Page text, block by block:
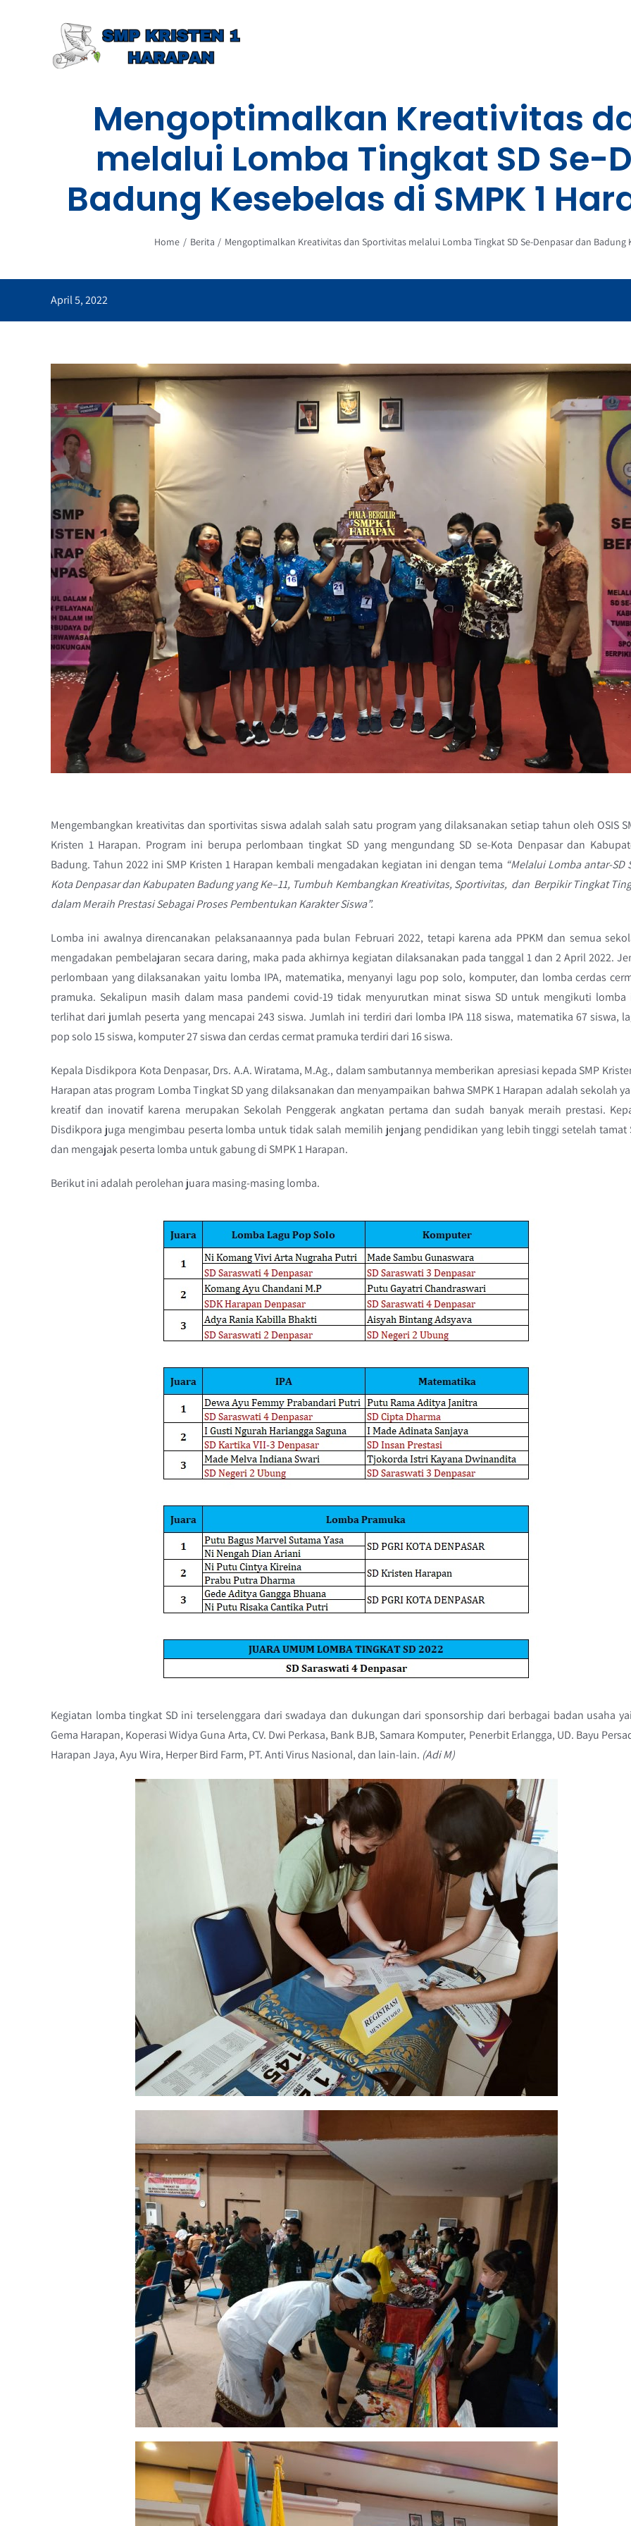
Mengoptimalkan Kreativitas
melalui Lomba Tingkat SD Se-
Badung Kesebelas di SMPK 1
Home Berita Mengoptimalkan Kreativitas dan Sportivitas melalui Lomba Tingkat SD Se-Denpasar dan Badung
April 5, 2022
Mengembangkan kreativitas dan sportivitas siswa adalah salah satu program yang dilaksanakan setiap tahun oleh OSIS
Kristen 1 Harapan. Program ini berupa perlombaan tingkat SD yang mengundang SD se-Kota Denpasar dan
Badung. Tahun 2022 ini SMP Kristen 1 Harapan kembali mengadakan kegiatan ini dengan tema “Melalui Lomba antar-SD
Kota Denpasar dan Kabupaten Badung yang Ke–11, Tumbuh Kembangkan Kreativitas, Sportivitas, dan Berpikir Tingkat
dalam Meraih Prestasi Sebagai Proses Pembentukan Karakter Siswa”.
Lomba ini awalnya direncanakan pelaksanaannya pada bulan Februari 2022, tetapi karena ada PPKM dan semua
mengadakan pembelajaran secara daring, maka pada akhirnya kegiatan dilaksanakan pada tanggal 1 dan 2 April 2022.
perlombaan yang dilaksanakan yaitu lomba IPA, matematika, menyanyi lagu pop solo, komputer, dan lomba cerdas
pramuka. Sekalipun masih dalam masa pandemi covid-19 tidak menyurutkan minat siswa SD untuk mengikuti lomba
terlihat dari jumlah peserta yang mencapai 243 siswa. Jumlah ini terdiri dari lomba IPA 118 siswa, matematika 67 siswa,
pop solo 15 siswa, komputer 27 siswa dan cerdas cermat pramuka terdiri dari 16 siswa.
Kepala Disdikpora Kota Denpasar, Drs. A.A. Wiratama, M.Ag., dalam sambutannya memberikan apresiasi kepada SMP
Harapan atas program Lomba Tingkat SD yang dilaksanakan dan menyampaikan bahwa SMPK 1 Harapan adalah sekolah
kreatif dan inovatif karena merupakan Sekolah Penggerak angkatan pertama dan sudah banyak meraih prestasi.
Disdikpora juga mengimbau peserta lomba untuk tidak salah memilih jenjang pendidikan yang lebih tinggi setelah tamat
dan mengajak peserta lomba untuk gabung di SMPK 1 Harapan.
Berikut ini adalah perolehan juara masing-masing lomba.
Kegiatan lomba tingkat SD ini terselenggara dari swadaya dan dukungan dari sponsorship dari berbagai badan usaha
Gema Harapan, Koperasi Widya Guna Arta, CV. Dwi Perkasa, Bank BJB, Samara Komputer, Penerbit Erlangga, UD. Bayu
Harapan Jaya, Ayu Wira, Herper Bird Farm, PT. Anti Virus Nasional, dan lain-lain. (Adi M)